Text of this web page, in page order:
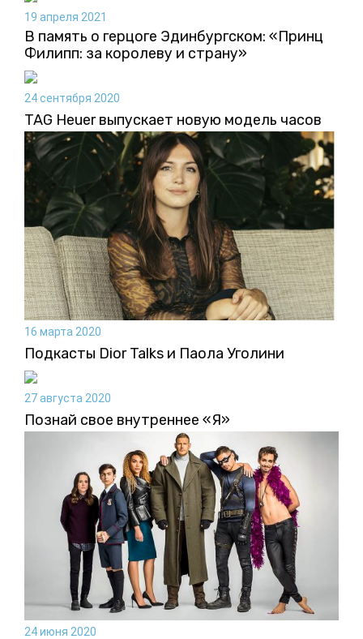
19 апреля 2021
В память о герцоге Эдинбургском: «Принц
Филипп: за королеву и страну»
24 сентября 2020
TAG Heuer выпускает новую модель часов
16 марта 2020
Подкасты Dior Talks и Паола Уголини
27 августа 2020
Познай свое внутреннее «Я»
24 июня 2020